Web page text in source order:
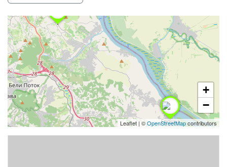
+
−
Leaflet | ©OpenStreetMapcontributors